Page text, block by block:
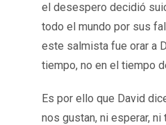
el desespero decidió
todo el mundo por sus
este salmista fue orar a
tiempo, no en el tiempo
Es por ello que David
nos gustan, ni esperar,